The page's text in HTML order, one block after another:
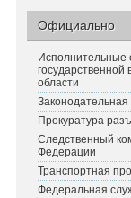
Официально
Исполнительные
государственной
области
Законодательная
Прокуратура
Следственный
Федерации
Транспортная
Федеральная